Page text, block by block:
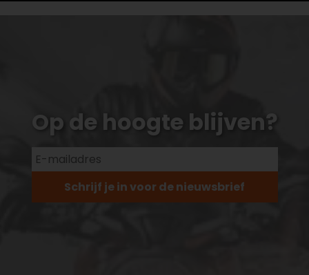
Op de hoogte blijven?
Schrijf je in voor de nieuwsbrief